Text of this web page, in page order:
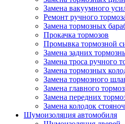
Замена вакуумного
Ремонт ручного
Замена тормозных
Прокачка тормозов
Промывка тормозной
Замена задних
Замена троса ручного
Замена тормозных
Замена тормозного
Замена главного
Замена передних
Замена колодок
Шумоизоляция автомобиля